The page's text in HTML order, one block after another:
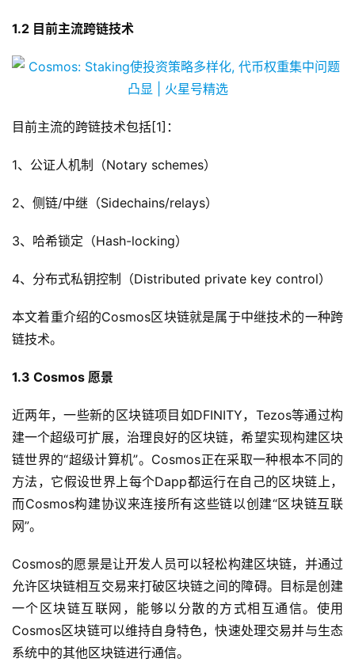
1.2 目前主流跨链技术
目前主流的跨链技术包括[1]：
1、公证人机制（Notary schemes）
2、侧链/中继（Sidechains/relays）
3、哈希锁定（Hash-locking）
4、分布式私钥控制（Distributed private key control）
本文着重介绍的Cosmos区块链就是属于中继技术的一种跨
链技术。
1.3 Cosmos 愿景
近两年，一些新的区块链项目如DFINITY，Tezos等通过构
建一个超级可扩展，治理良好的区块链，希望实现构建区块
链世界的“超级计算机”。Cosmos正在采取一种根本不同的
方法，它假设世界上每个Dapp都运行在自己的区块链上，
而Cosmos构建协议来连接所有这些链以创建“区块链互联
网”。
Cosmos的愿景是让开发人员可以轻松构建区块链，并通过
允许区块链相互交易来打破区块链之间的障碍。目标是创建
一个区块链互联网，能够以分散的方式相互通信。使用
Cosmos区块链可以维持自身特色，快速处理交易并与生态
系统中的其他区块链进行通信。